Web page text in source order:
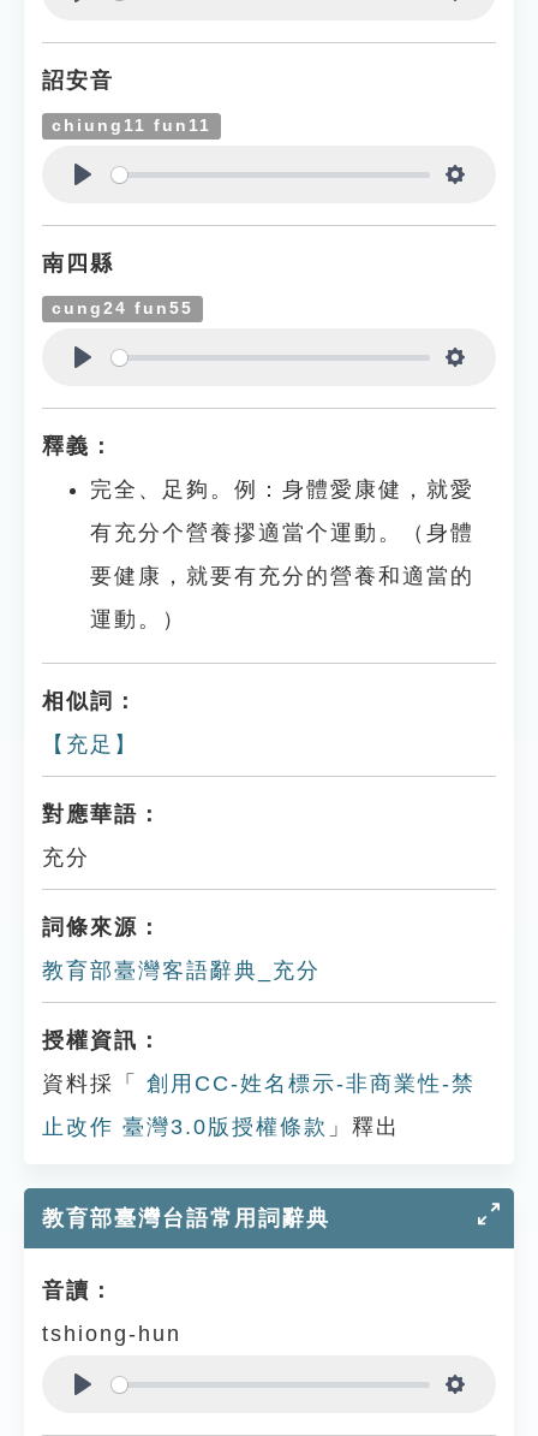
詔安音
chiung11 fun11
南四縣
cung24 fun55
釋義：
完全、足夠。例：身體愛康健，就愛
有充分个營養摎適當个運動。（身體
要健康，就要有充分的營養和適當的
運動。）
相似詞：
【充足】
對應華語：
充分
詞條來源：
教育部臺灣客語辭典_充分
授權資訊：
資料採「
創用CC-姓名標示-非商業性-禁
止改作 臺灣3.0版授權條款 」釋出
教育部臺灣台語常用詞辭典
音讀：
tshiong-hun